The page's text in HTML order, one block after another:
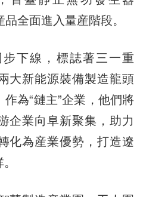
品全面進入量産階段。
下線，標誌著三一重
大新能源裝備製造龍頭
為“鏈主”企業，他們將
企業向阜新聚集，助力
化為産業優勢，打造遼